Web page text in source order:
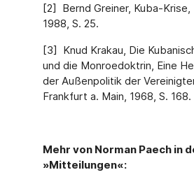
[2] Bernd Greiner, Kuba-Krise,
1988, S. 25.
[3] Knud Krakau, Die
und die Monroedoktrin, Eine
der Außenpolitik der
Frankfurt a. Main, 1968, S. 168.
Mehr von Norman Paech in
»Mitteilungen«: